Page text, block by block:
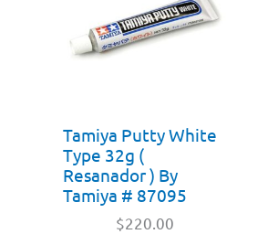
Tamiya Putty White
Type 32g (
Resanador ) By
Tamiya # 87095
$220.00